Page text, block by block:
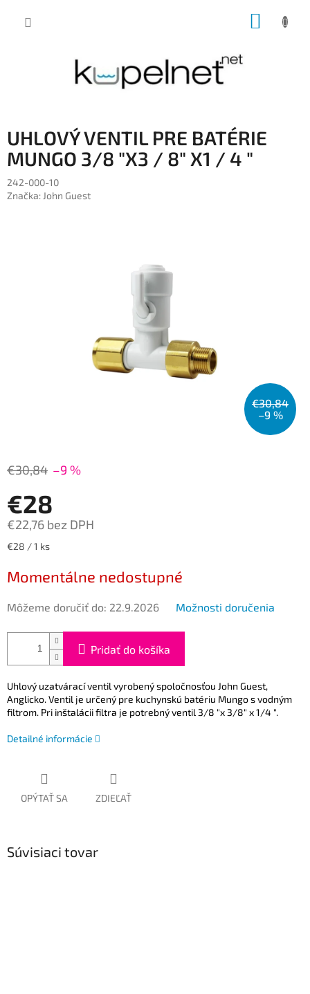
UHLOVÝ VENTIL PRE BATÉRIE
MUNGO 3/8 "X3 / 8" X1 / 4 "
242-000-10
Značka: John Guest
€30,84
–9 %
€30,84 –9 %
€28
€22,76 bez DPH
Jednotková
€28 / 1 ks
Momentálne nedostupné
Môžeme doručiť do: 22.9.2026 Možnosti doručenia
Pridať do košíka
Uhlový uzatvárací ventil vyrobený spoločnosťou John Guest,
Anglicko. Ventil je určený pre kuchynskú batériu Mungo s vodným
filtrom. Pri inštalácii filtra je potrebný ventil 3/8 "x 3/8" x 1/4 ".
Detailné informácie
OPÝTAŤ SA ZDIEĽAŤ
Súvisiaci tovar